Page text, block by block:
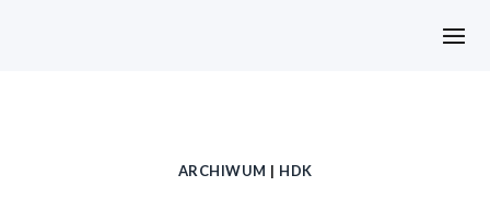
ARCHIWUM | HDK